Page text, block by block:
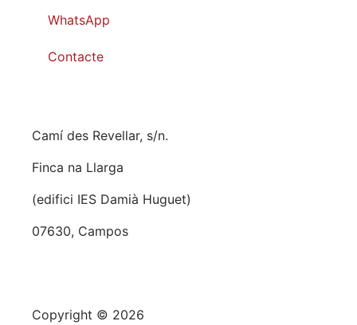
WhatsApp
Contacte
Camí des Revellar, s/n.
Finca na Llarga
(edifici IES Damià Huguet)
07630, Campos
Copyright © 2026